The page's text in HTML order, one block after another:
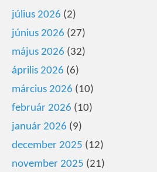
július 2026 (2)
június 2026 (27)
május 2026 (32)
április 2026 (6)
március 2026 (10)
február 2026 (10)
január 2026 (9)
december 2025 (12)
november 2025 (21)